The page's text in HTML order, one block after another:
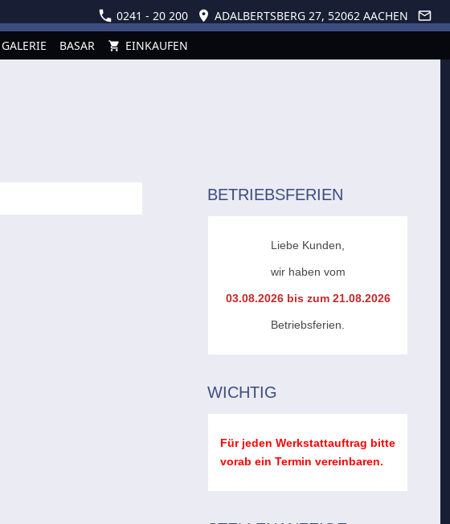
0241 - 20 200
ADALBERTSBERG 27, 52062 AACHEN
GALERIE BASAR EINKAUFEN
BETRIEBSFERIEN
Liebe Kunden,
wir haben vom
03.08.2026 bis zum 21.08.2026
Betriebsferien.
WICHTIG
Für jeden Werkstattauftrag bitte
vorab ein Termin vereinbaren.